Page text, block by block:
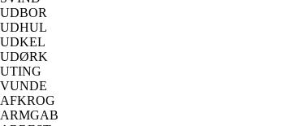
UDBOR
UDHUL
UDKEL
UDØRK
UTING
VUNDE
AFKROG
ARMGAB